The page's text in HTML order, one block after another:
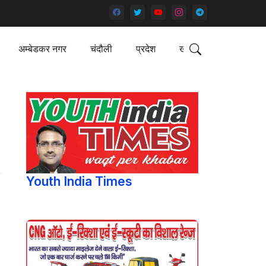
अम्बेडकर नगर चंदौली प्रदेश खेल
Youth India Times